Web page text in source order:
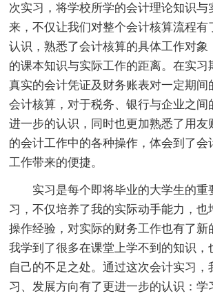
次实习，将学校所学的会计理论知识与
来，不仅让我们对整个会计核算流程有
认识，熟悉了会计核算的具体工作对象
的课本知识与实际工作的距离。在实习
真实的会计凭证及财务账表对一定期间
会计核算，对于税务、银行与企业之间
进一步的认识，同时也更加熟悉了用友
的会计工作中的各种操作，体会到了会
工作带来的便捷。
实习是每个即将毕业的大学生的重
习，不仅培养了我的实际动手能力，也
操作经验，对实际的财务工作也有了新
我学到了很多在课堂上学不到的知识，
自己的不足之处。通过这次会计实习，
习、发展方向有了更进一步的认识：学